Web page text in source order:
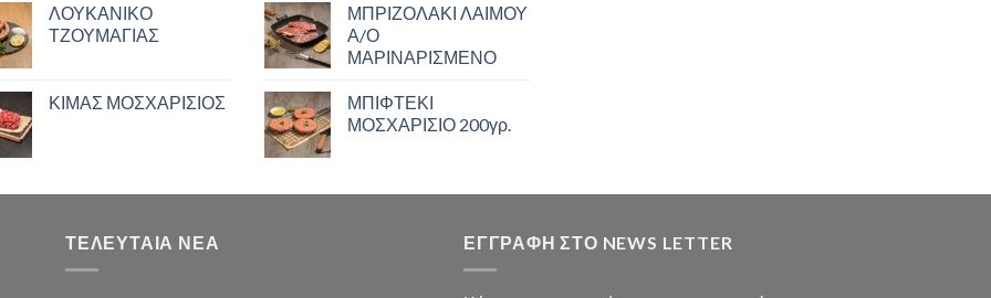
ΛΟΥΚΑΝΙΚΟ
ΤΖΟΥΜΑΓΙΑΣ
ΚΙΜΑΣ ΜΟΣΧΑΡΙΣΙΟΣ
ΜΠΡΙΖΟΛΑΚΙ ΛΑΙΜΟΥ
Α/Ο
ΜΑΡΙΝΑΡΙΣΜΕΝΟ
ΜΠΙΦΤΕΚΙ
ΜΟΣΧΑΡΙΣΙΟ 200γρ.
ΤΕΛΕΥΤΑΙΑ ΝΕΑ ΕΓΓΡΑΦΗ ΣΤΟ NEWS LETTER